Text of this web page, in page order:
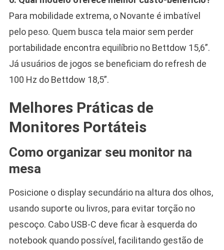
Para mobilidade extrema, o Novante é imbatível
pelo peso. Quem busca tela maior sem perder
portabilidade encontra equilíbrio no Bettdow 15,6”.
Já usuários de jogos se beneficiam do refresh de
100 Hz do Bettdow 18,5”.
Melhores Práticas de
Monitores Portáteis
Como organizar seu monitor na
mesa
Posicione o display secundário na altura dos olhos,
usando suporte ou livros, para evitar torção no
pescoço. Cabo USB-C deve ficar à esquerda do
notebook quando possível, facilitando gestão de